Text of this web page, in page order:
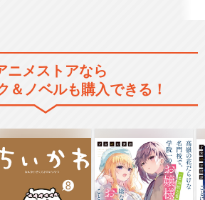
ニメストアなら
＆ノベルも購入できる！